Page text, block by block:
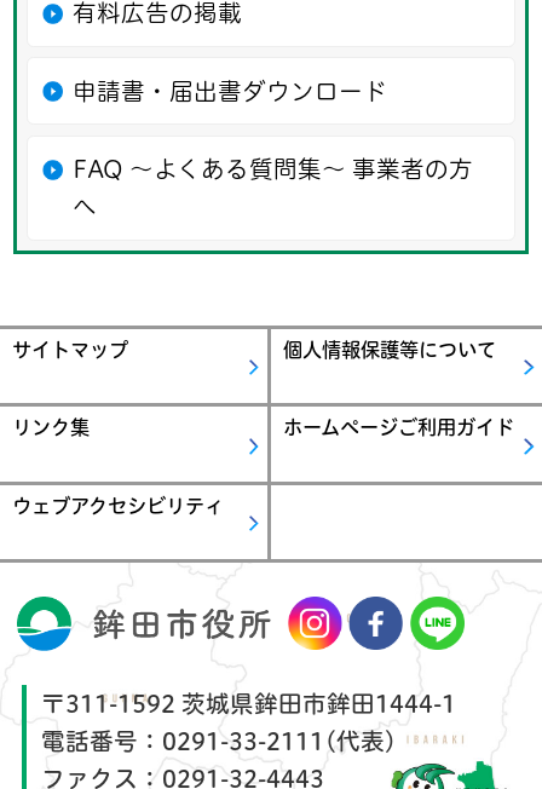
有料広告の掲載
申請書・届出書ダウンロード
FAQ ～よくある質問集～ 事業者の方
へ
サイトマップ 個人情報保護等について
リンク集 ホームページご利用ガイド
ウェブアクセシビリティ
〒311-1592 茨城県鉾田市鉾田1444-1
電話番号： 0291-33-2111(代表)
ファクス： 0291-32-4443